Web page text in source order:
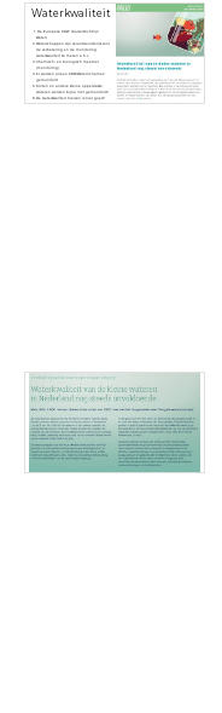
Waterkwaliteit
De Europese KRW (KaderRichtlijn
Water)
Waterschappen zijn verantwoordelijk voor
de verbetering en de monitoring
waterkwaliteit ze meten a.h.v
Chemisch- en biologisch meetnet
(monitoring)
Er worden alleen KRW-Waterlichamen
gemonitord
Sloten en andere kleine oppervlakte
wateren worden bijna niet gemonitord!
De waterkwaliteit hiervan is niet goed!